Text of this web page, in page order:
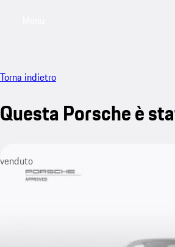
Torna indietro
Questa Porsche è
venduto